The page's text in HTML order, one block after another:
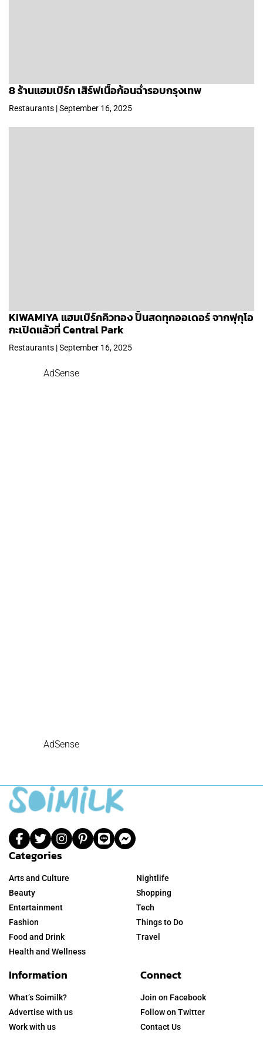
8 ร้านแฮมเบิร์ก เสิร์ฟเนื้อก้อนฉ่ำรอบกรุงเทพ
Restaurants | September 16, 2025
KIWAMIYA แฮมเบิร์กคิวทอง ปั้นสดทุกออเดอร์ จากฟุกุโอ
กะเปิดแล้วที่ Central Park
Restaurants | September 16, 2025
AdSense
AdSense
Categories
Arts and Culture
Beauty
Entertainment
Fashion
Food and Drink
Health and Wellness
Nightlife
Shopping
Tech
Things to Do
Travel
Information
What’s Soimilk?
Advertise with us
Work with us
Connect
Join on Facebook
Follow on Twitter
Contact Us